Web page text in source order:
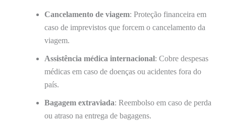
Cancelamento de viagem: Proteção financeira em
caso de imprevistos que forcem o cancelamento da
viagem.
Assistência médica internacional: Cobre despesas
médicas em caso de doenças ou acidentes fora do
país.
Bagagem extraviada: Reembolso em caso de perda
ou atraso na entrega de bagagens.